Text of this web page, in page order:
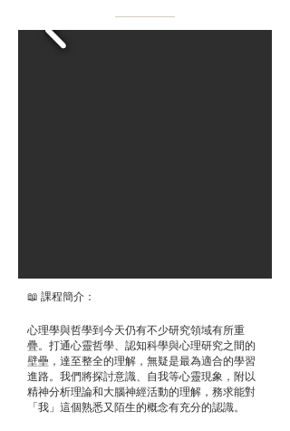
📖 課程簡介：
心理學與哲學到今天仍有不少研究領域有所重
疊。打通心靈哲學、認知科學與心理研究之間的
壁壘，達至整全的理解，無疑是最為適合的學習
進路。我們將探討意識、自我等心靈現象，附以
精神分析理論和大腦神經活動的理解，務求能對
「我」這個熟悉又陌生的概念有充分的認識。